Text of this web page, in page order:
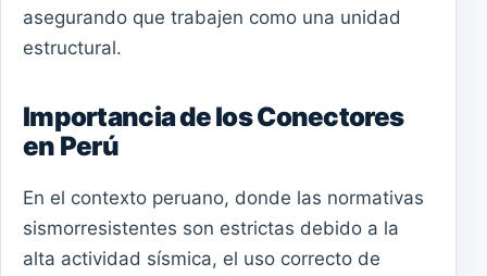
asegurando que trabajen como una unidad
estructural.
Importancia de los Conectores
en Perú
En el contexto peruano, donde las normativas
sismorresistentes son estrictas debido a la
alta actividad sísmica, el uso correcto de